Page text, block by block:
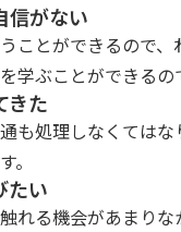
信がない
ことができるので
学ぶことができる
きた
も処理しなくては
。
たい
れる機会があまり